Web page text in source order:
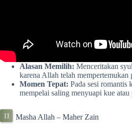
Alasan Memilih: Menceritakan
karena Allah telah mempertemukan
Momen Tepat: Pada sesi romantis
mempelai saling menyuapi kue
Masha Allah – Maher Zain